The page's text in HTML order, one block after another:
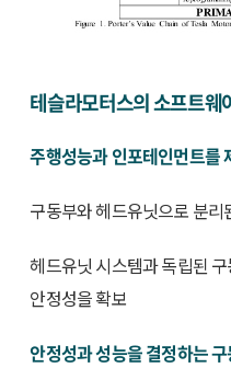
테슬라모터스의 소프트웨
주행성능과 인포테인먼트를
구동부와 헤드유닛으로 분
헤드유닛 시스템과 독립된
안정성을 확보
안정성과 성능을 결정하는